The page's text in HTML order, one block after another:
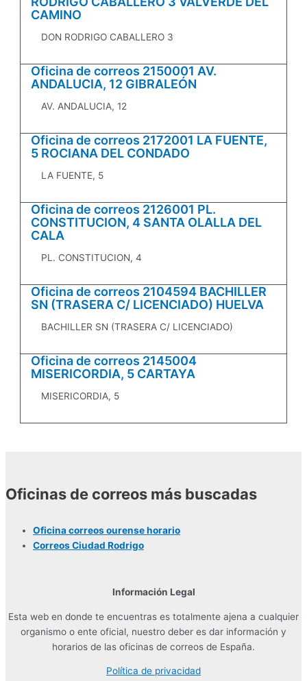
CAMINO
DON RODRIGO CABALLERO 3
Oficina de correos 2150001 AV.
ANDALUCIA, 12 GIBRALEÓN
AV. ANDALUCIA, 12
Oficina de correos 2172001 LA FUENTE,
5 ROCIANA DEL CONDADO
LA FUENTE, 5
Oficina de correos 2126001 PL.
CONSTITUCION, 4 SANTA OLALLA DEL
CALA
PL. CONSTITUCION, 4
Oficina de correos 2104594 BACHILLER
SN (TRASERA C/ LICENCIADO) HUELVA
BACHILLER SN (TRASERA C/ LICENCIADO)
Oficina de correos 2145004
MISERICORDIA, 5 CARTAYA
MISERICORDIA, 5
Oficinas de correos más buscadas
Oficina correos ourense horario
Correos Ciudad Rodrigo
Información Legal
Esta web en donde te encuentras es totalmente ajena a cualquier
organismo o ente oficial, nuestro deber es dar información y
horarios de las oficinas de correos de España.
Política de privacidad